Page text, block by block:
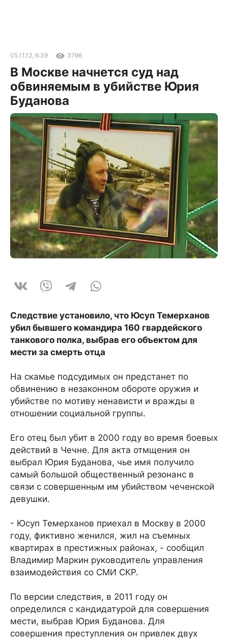
05.11.12, 6:39 3766
В Москве начнется суд над
обвиняемым в убийстве Юрия
Буданова
Следствие установило, что Юсуп Темерханов
убил бывшего командира 160 гвардейского
танкового полка, выбрав его объектом для
мести за смерть отца
На скамье подсудимых он предстанет по
обвинению в незаконном обороте оружия и
убийстве по мотиву ненависти и вражды в
отношении социальной группы.
Его отец был убит в 2000 году во время боевых
действий в Чечне. Для акта отмщения он
выбрал Юрия Буданова, чье имя получило
самый большой общественный резонанс в
связи с совершенным им убийством чеченской
девушки.
- Юсуп Темерханов приехал в Москву в 2000
году, фиктивно женился, жил на съемных
квартирах в престижных районах, - сообщил
Владимир Маркин руководитель управления
взаимодействия со СМИ СКР.
По версии следствия, в 2011 году он
определился с кандидатурой для совершения
мести, выбрав Юрия Буданова. Для
совершения преступления он привлек двух